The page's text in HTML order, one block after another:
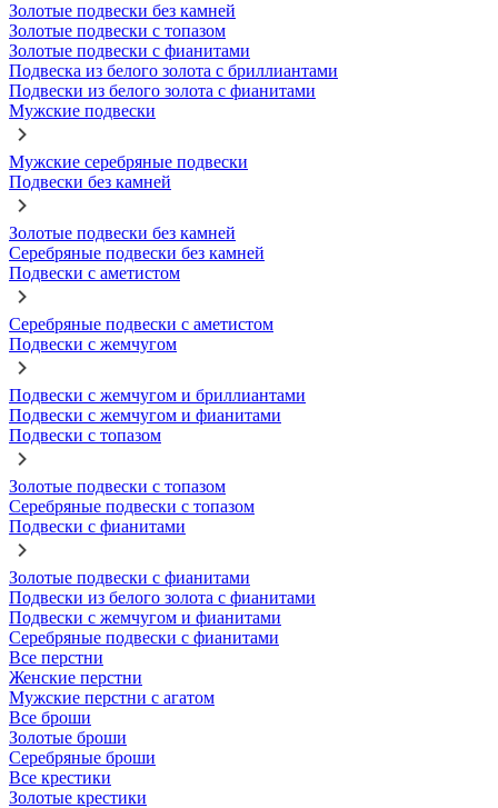
Золотые подвески без камней
Золотые подвески с топазом
Золотые подвески с фианитами
Подвеска из белого золота с бриллиантами
Подвески из белого золота с фианитами
Мужские подвески
Мужские серебряные подвески
Подвески без камней
Золотые подвески без камней
Серебряные подвески без камней
Подвески с аметистом
Серебряные подвески с аметистом
Подвески с жемчугом
Подвески с жемчугом и бриллиантами
Подвески с жемчугом и фианитами
Подвески с топазом
Золотые подвески с топазом
Серебряные подвески с топазом
Подвески с фианитами
Золотые подвески с фианитами
Подвески из белого золота с фианитами
Подвески с жемчугом и фианитами
Серебряные подвески с фианитами
Все перстни
Женские перстни
Мужские перстни с агатом
Все броши
Золотые броши
Серебряные броши
Все крестики
Золотые крестики